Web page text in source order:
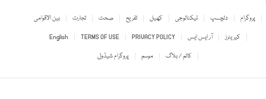
بین الاقوامی تجارت صحت تفریح کھیل ٹیکنالوجی دلچسپ
پروگرام
English
TERMS OF USE PRIVACY POLICY آر ایس ایس
کیریئرز
پروگرام شیڈول
موسم کالم / بلاگ